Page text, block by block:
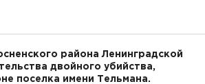
района Ленинградской
двойного убийства,
поселка имени Тельмана.